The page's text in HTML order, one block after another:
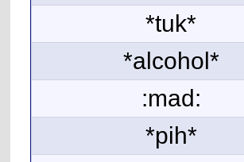
*tuk*
*alcohol*
:mad:
*pih*